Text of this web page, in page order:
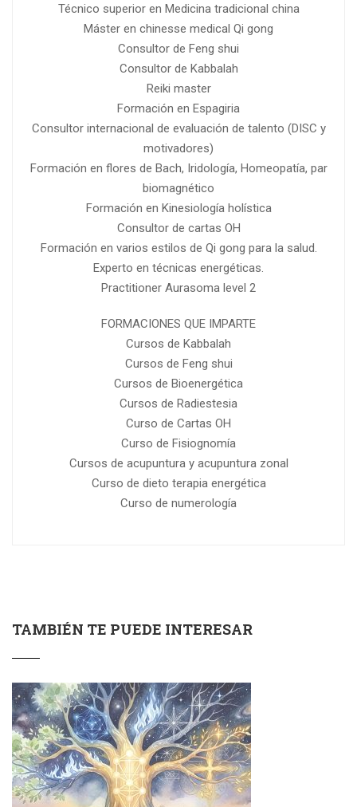
Técnico superior en Medicina tradicional china
Máster en chinesse medical Qi gong
Consultor de Feng shui
Consultor de Kabbalah
Reiki master
Formación en Espagiria
Consultor internacional de evaluación de talento (DISC y
motivadores)
Formación en flores de Bach, Iridología, Homeopatía, par
biomagnético
Formación en Kinesiología holística
Consultor de cartas OH
Formación en varios estilos de Qi gong para la salud.
Experto en técnicas energéticas.
Practitioner Aurasoma level 2
FORMACIONES QUE IMPARTE
Cursos de Kabbalah
Cursos de Feng shui
Cursos de Bioenergética
Cursos de Radiestesia
Curso de Cartas OH
Curso de Fisiognomía
Cursos de acupuntura y acupuntura zonal
Curso de dieto terapia energética
Curso de numerología
TAMBIÉN TE PUEDE INTERESAR